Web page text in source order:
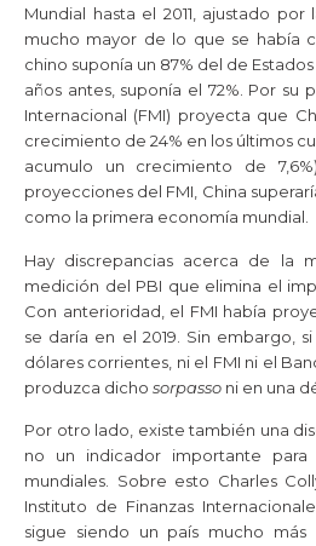
Mundial hasta el 2011, ajustado
mucho mayor de lo que se había
chino suponía un 87% del de
años antes, suponía el 72%. Por su
Internacional (FMI) proyecta que
crecimiento de 24% en los últimos
acumulo un crecimiento de
proyecciones del FMI, China
como la primera economía mundial.
Hay discrepancias acerca de la
medición del PBI que elimina el
Con anterioridad, el FMI había
se daría en el 2019. Sin embargo,
dólares corrientes, ni el FMI ni el
produzca dicho sorpasso ni en una
Por otro lado, existe también una
no un indicador importante para
mundiales. Sobre esto Charles
Instituto de Finanzas
sigue siendo un país mucho